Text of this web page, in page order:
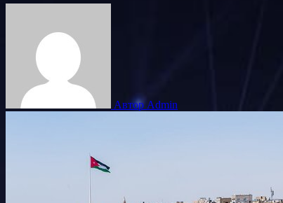
Автор Admin